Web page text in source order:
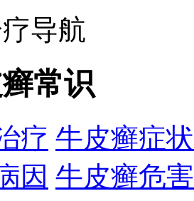
导航
常识
疗 牛皮癣症状
因 牛皮癣危害